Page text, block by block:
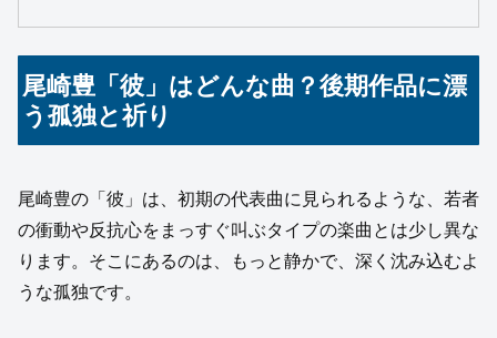
尾崎豊「彼」はどんな曲？後期作品に漂
う孤独と祈り
尾崎豊の「彼」は、初期の代表曲に見られるような、若者
の衝動や反抗心をまっすぐ叫ぶタイプの楽曲とは少し異な
ります。そこにあるのは、もっと静かで、深く沈み込むよ
うな孤独です。